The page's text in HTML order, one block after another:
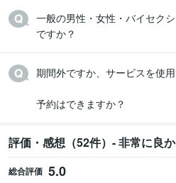
一般の男性・女性・バイセク
ですか？
期間外ですか、サービスを使
予約はできますか？
評価・感想（52件）- 非常に良
総合評価 5.0